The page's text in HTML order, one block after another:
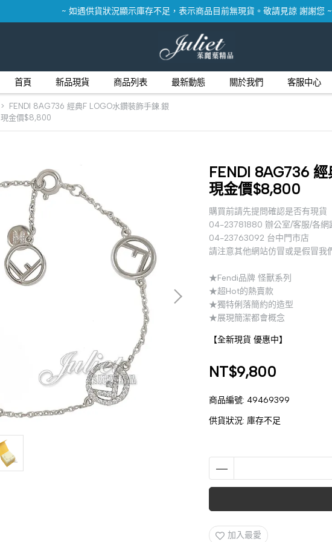
~ 如遇供貨狀況顯示庫存不足，表示商品目前無現貨。敬請見諒 謝謝您 ~
首頁 新品現貨 商品列表 最新動態 關於我們 客服中心
FENDI 8AG736 經典F LOGO水鑽裝飾手鍊.銀
現金價$8,800
FENDI 8AG736
現金價$8,800
購買前請先提問確認是否有現貨
04-23781880 辦公室/客服/各網
04-23763092 台中門市店
請注意其他網站仿冒或是假冒我
★Fendi品牌 怪獸系列
★超Hot的熱賣款
★獨特俐落簡約的造型
★展現簡潔都會概念
【全新現貨 優惠中】
NT$9,800
商品編號: 49469399
供貨狀況: 庫存不足
加入最愛